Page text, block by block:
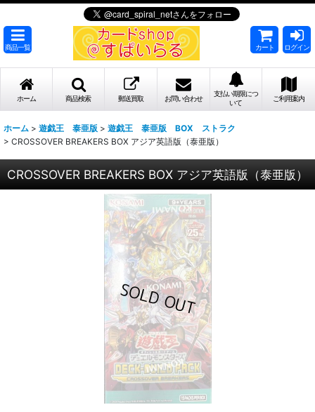
商品一覧 カート ログイン
ホーム 商品検索 郵送買取 お問い合わせ
支払い期限につ
いて
ご利用案内
ホーム > 遊戯王 泰亜版 > 遊戯王 泰亜版 BOX ストラク
> CROSSOVER BREAKERS BOX アジア英語版（泰亜版）
CROSSOVER BREAKERS BOX アジア英語版（泰亜版）